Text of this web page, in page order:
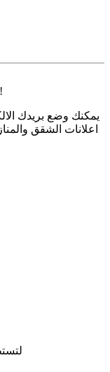
اشترك بقسم اعلانات الشقق والمنازل مجاناً!
يمكنك وضع بريدك
اعلانات الشقق